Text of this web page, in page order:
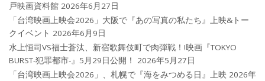
戸映画資料館 2026年6月27日
「台湾映画上映会2026」大阪で『あの写真の私たち』上映&トー
クイベント 2026年6月9日
水上恒司VS福士蒼汰、新宿歌舞伎町で肉弾戦！!映画『TOKYO
BURST-犯罪都市-』5月29日公開！
2026年5月27日
「台湾映画上映会2026」、札幌で『海をみつめる日』上映 2026年